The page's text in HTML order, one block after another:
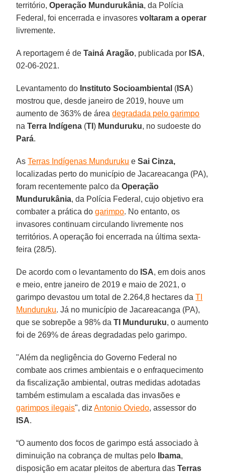
território,Operação Mundurukânia, da Polícia
Federal, foi encerrada e invasoresvoltaram a operar
livremente.
A reportagem é deTainá Aragão, publicada por ISA,
02-06-2021.
Levantamento do Instituto Socioambiental ( ISA)
mostrou que, desde janeiro de 2019, houve um
aumento de 363% de áreadegradada pelo garimpo
naTerra Indígena (TI) Munduruku, no sudoeste do
Pará.
AsTerras Indígenas Munduruku eSai Cinza,
localizadas perto do município de Jacareacanga (PA),
foram recentemente palco daOperação
Mundurukânia, da Polícia Federal, cujo objetivo era
combater a prática dogarimpo. No entanto, os
invasores continuam circulando livremente nos
territórios. A operação foi encerrada na última sexta-
feira (28/5).
De acordo com o levantamento do ISA, em dois anos
e meio, entre janeiro de 2019 e maio de 2021, o
garimpo devastou um total de 2.264,8 hectares daTI
Munduruku. Já no município de Jacareacanga (PA),
que se sobrepõe a 98% daTI Munduruku, o aumento
foi de 269% de áreas degradadas pelo garimpo.
"Além da negligência do Governo Federal no
combate aos crimes ambientais e o enfraquecimento
da fiscalização ambiental, outras medidas adotadas
também estimulam a escalada das invasões e
garimpos ilegais", dizAntonio Oviedo, assessor do
ISA.
“O aumento dos focos de garimpo está associado à
diminuição na cobrança de multas pelo
Ibama,
disposição em acatar pleitos de abertura dasTerras